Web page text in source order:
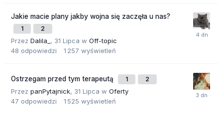
Jakie macie plany jakby wojna się zaczęła u nas?
1 2
Przez Dalila_ , 31 Lipca w Off-topic
48 odpowiedzi 1 257 wyświetleń
Ostrzegam przed tym terapeutą 1 2
Przez panPytajnick, 31 Lipca w Oferty
47 odpowiedzi 1 525 wyświetleń